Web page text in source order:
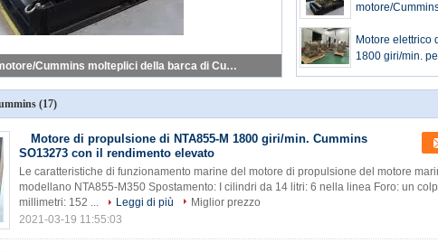
Il tipo bagnato motore/Cummins molteplici della barca di Cummins spedisce il motore 1800 il giri/min. CCS
motore/
spedisce il
giri/min. CCS
Motore elettrico
1800 giri/min.
della barca
(17)
Motore di propulsione di NTA855-M 1800 giri/min. Cummins
SO13273 con il rendimento elevato
Le caratteristiche di funzionamento marine del motore di propulsione del motore
modellano NTA855-M350 Spostamento: I cilindri da 14 litri: 6 nella linea Foro: un
millimetri: 152 ...
Leggi di più
Miglior prezzo
2021-03-19 11:55:03